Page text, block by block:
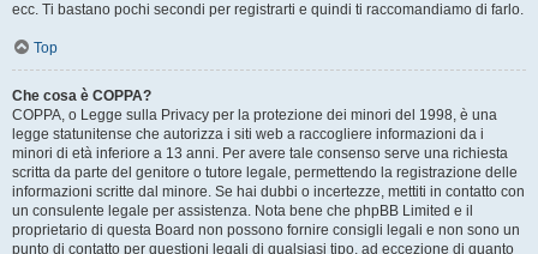
ecc. Ti bastano pochi secondi per registrarti e quindi ti raccomandiamo di farlo.
Top
Che cosa è COPPA?
COPPA, o Legge sulla Privacy per la protezione dei minori del 1998, è una
legge statunitense che autorizza i siti web a raccogliere informazioni da i
minori di età inferiore a 13 anni. Per avere tale consenso serve una richiesta
scritta da parte del genitore o tutore legale, permettendo la registrazione delle
informazioni scritte dal minore. Se hai dubbi o incertezze, mettiti in contatto con
un consulente legale per assistenza. Nota bene che phpBB Limited e il
proprietario di questa Board non possono fornire consigli legali e non sono un
punto di contatto per questioni legali di qualsiasi tipo, ad eccezione di quanto